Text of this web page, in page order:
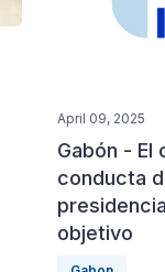
April 09, 2025
Gabón - El
conducta
objetivo